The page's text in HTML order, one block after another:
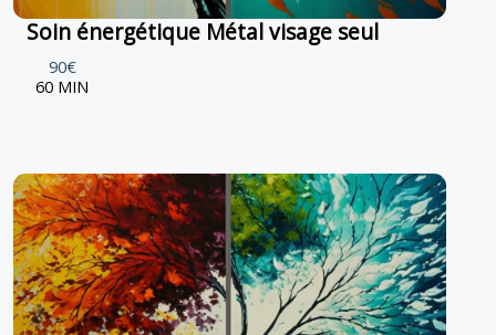
Soin énergétique Métal visage seul
90€
60 MIN